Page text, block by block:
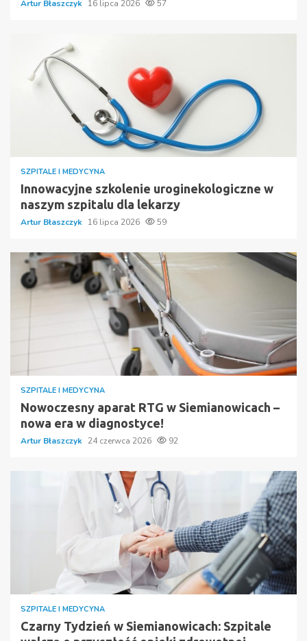
Artur Błaszczyk 16 lipca 2026 57
SZPITALE I MEDYCYNA
Innowacyjne szkolenie uroginekologiczne w
naszym szpitalu dla lekarzy
Artur Błaszczyk 16 lipca 2026 59
SZPITALE I MEDYCYNA
Nowoczesny aparat RTG w Siemianowicach –
nowa era w diagnostyce!
Artur Błaszczyk 24 czerwca 2026 92
SZPITALE I MEDYCYNA
Czarny Tydzień w Siemianowicach: Szpitale